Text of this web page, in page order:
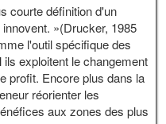
courte définition d'un
»(Drucker, 1985
l'outil spécifique des
exploitent le changement
profit. Encore plus dans la
réorienter les
aux zones des plus